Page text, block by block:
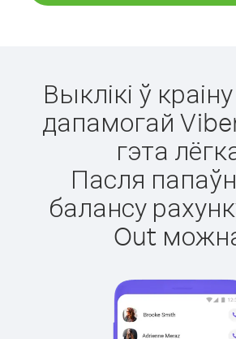
Выклікі ў
дапамогай
гэта
Пасля
балансу
Out